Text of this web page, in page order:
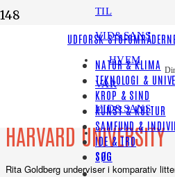
TIL
VID&SANS
HVEM
VAR
VID&SANS
UDFORSK
NATUR & KLIMA
TEKNOLOGI &
KROP & SIND
KUNST & KULTUR
SAMFUND &
IDE & TRO
SØG
Rita
HARVARD UNIVERSITY
Rita Goldberg underviser i komparativ